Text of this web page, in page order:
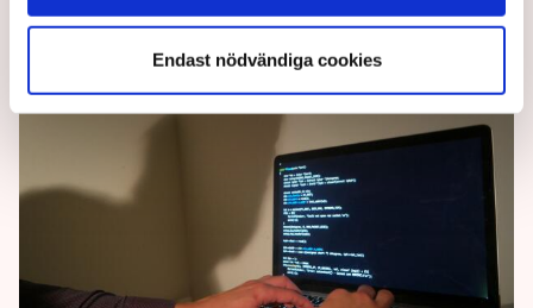
Endast nödvändiga cookies